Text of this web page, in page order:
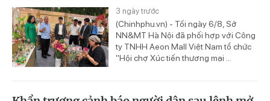
3 ngày trước
(Chinhphu.vn) - Tối ngày 6/8, Sở
NN&MT Hà Nội đã phối hợp với Công
ty TNHH Aeon Mall Việt Nam tổ chức
"Hội chợ Xúc tiến thương mại ...